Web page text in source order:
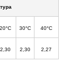
20°С 30°С 40°С
2,30 2,30 2,27